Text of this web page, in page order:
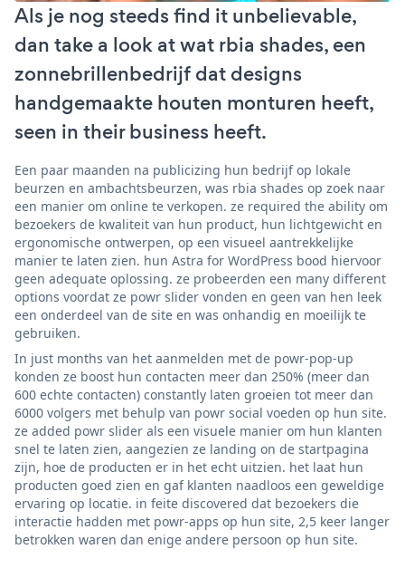
Als je nog steeds find it unbelievable,
dan take a look at wat rbia shades, een
zonnebrillenbedrijf dat designs
handgemaakte houten monturen heeft,
seen in their business heeft.
Een paar maanden na publicizing hun bedrijf op lokale
beurzen en ambachtsbeurzen, was rbia shades op zoek naar
een manier om online te verkopen. ze required the ability om
bezoekers de kwaliteit van hun product, hun lichtgewicht en
ergonomische ontwerpen, op een visueel aantrekkelijke
manier te laten zien. hun Astra for WordPress bood hiervoor
geen adequate oplossing. ze probeerden een many different
options voordat ze powr slider vonden en geen van hen leek
een onderdeel van de site en was onhandig en moeilijk te
gebruiken.
In just months van het aanmelden met de powr-pop-up
konden ze boost hun contacten meer dan 250% (meer dan
600 echte contacten) constantly laten groeien tot meer dan
6000 volgers met behulp van powr social voeden op hun site.
ze added powr slider als een visuele manier om hun klanten
snel te laten zien, aangezien ze landing on de startpagina
zijn, hoe de producten er in het echt uitzien. het laat hun
producten goed zien en gaf klanten naadloos een geweldige
ervaring op locatie. in feite discovered dat bezoekers die
interactie hadden met powr-apps op hun site, 2,5 keer langer
betrokken waren dan enige andere persoon op hun site.